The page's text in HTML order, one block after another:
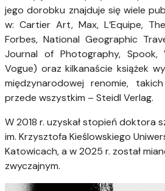
jego dorobku znajduje się wiele
w: Cartier Art, Max, L’Equipe,
Forbes, National Geographic
Journal of Photography, Spook,
Vogue) oraz kilkanaście książek
międzynarodowej renomie,
przede wszystkim – Steidl Verlag.
W 2018 r. uzyskał stopień doktora
im. Krzysztofa Kieślowskiego
Katowicach, a w 2025 r. został
zwyczajnym.